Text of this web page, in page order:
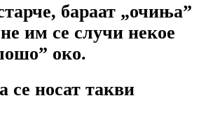
бараат „очиња”
не им се случи некое
око.
се носат такви